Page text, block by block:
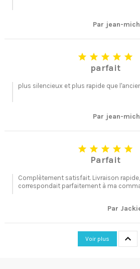
Par jean-
    
parfait
plus silencieux et plus rapide que
Par jean-
    
Parfait
Complètement satisfait. Livraison
correspondait parfaitement à ma
Par
Voir plus 